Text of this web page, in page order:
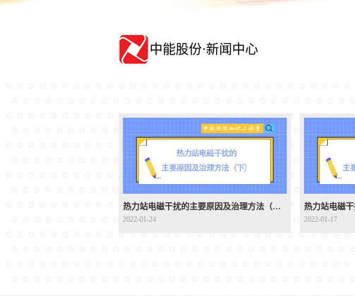
中能股份·新闻中心
热力站电磁干扰的主要原因及治理方法（下）
2022-01-24 2022-01-17